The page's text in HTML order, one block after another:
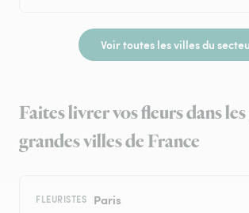
Voir toutes les villes du
Faites livrer vos fleurs dans
grandes villes de France
FLEURISTES Paris